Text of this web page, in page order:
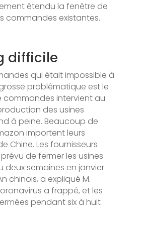
étendu la fenêtre de
commandes existantes.
difficile
qui était impossible à
problématique est le
commandes intervient au
des usines
à peine. Beaucoup de
importent leurs
Chine. Les fournisseurs
de fermer les usines
semaines en janvier
chinois, a expliqué M.
a frappé, et les
pendant six à huit